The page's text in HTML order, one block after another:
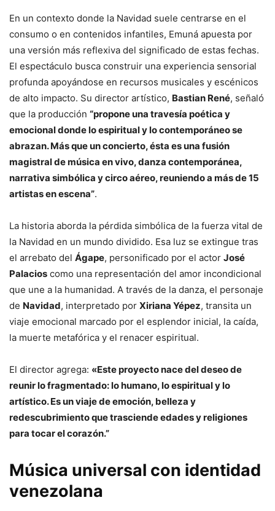
En un contexto donde la Navidad suele centrarse en el
consumo o en contenidos infantiles, Emuná apuesta por
una versión más reflexiva del significado de estas fechas.
El espectáculo busca construir una experiencia sensorial
profunda apoyándose en recursos musicales y escénicos
de alto impacto. Su director artístico, Bastian René, señaló
que la producción “propone una travesía poética y
emocional donde lo espiritual y lo contemporáneo se
abrazan. Más que un concierto, ésta es una fusión
magistral de música en vivo, danza contemporánea,
narrativa simbólica y circo aéreo, reuniendo a más de 15
artistas en escena”.
La historia aborda la pérdida simbólica de la fuerza vital de
la Navidad en un mundo dividido. Esa luz se extingue tras
el arrebato del Ágape, personificado por el actor José
Palacios como una representación del amor incondicional
que une a la humanidad. A través de la danza, el personaje
de Navidad, interpretado por Xiriana Yépez, transita un
viaje emocional marcado por el esplendor inicial, la caída,
la muerte metafórica y el renacer espiritual.
El director agrega: «Este proyecto nace del deseo de
reunir lo fragmentado: lo humano, lo espiritual y lo
artístico. Es un viaje de emoción, belleza y
redescubrimiento que trasciende edades y religiones
para tocar el corazón.”
Música universal con identidad
venezolana